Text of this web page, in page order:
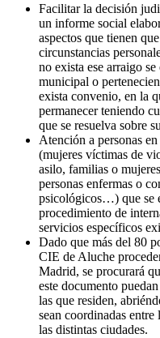
Facilitar la decisión
un informe social
aspectos que tienen
circunstancias
no exista ese arraigo
municipal o
exista convenio, en la
permanecer teniendo
que se resuelva sobre
Atención a personas
(mujeres víctimas de
asilo, familias o
personas enfermas o
psicológicos…) que se
procedimiento de
servicios específicos
Dado que más del 80
CIE de Aluche
Madrid, se procurará
este documento
las que residen,
sean coordinadas
las distintas ciudades.